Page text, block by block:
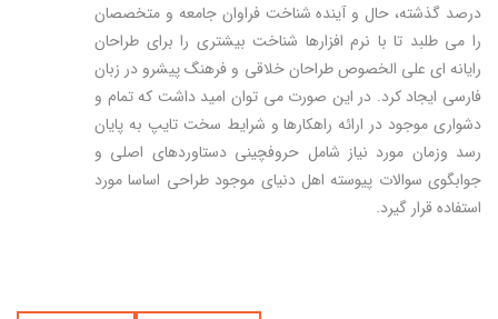
درصد گذشته، حال و آینده شناخت فراوان جامعه و متخصصان
را می طلبد تا با نرم افزارها شناخت بیشتری را برای طراحان
رایانه ای علی الخصوص طراحان خلاقی و فرهنگ پیشرو در زبان
فارسی ایجاد کرد. در این صورت می توان امید داشت که تمام و
دشواری موجود در ارائه راهکارها و شرایط سخت تایپ به پایان
رسد وزمان مورد نیاز شامل حروفچینی دستاوردهای اصلی و
جوابگوی سوالات پیوسته اهل دنیای موجود طراحی اساسا مورد
استفاده قرار گیرد.